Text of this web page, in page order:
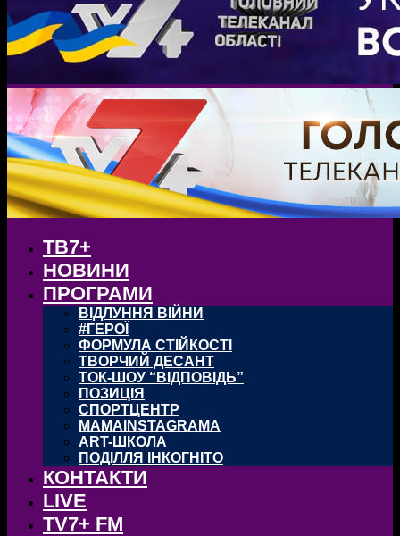
ТВ7+
НОВИНИ
ПРОГРАМИ
ВІДЛУННЯ ВІЙНИ
#ГЕРОЇ
ФОРМУЛА СТІЙКОСТІ
ТВОРЧИЙ ДЕСАНТ
ТОК-ШОУ “ВІДПОВІДЬ”
ПОЗИЦІЯ
СПОРТЦЕНТР
MAMAINSTAGRAMA
ART-ШКОЛА
ПОДІЛЛЯ ІНКОГНІТО
КОНТАКТИ
LIVE
TV7+ FM